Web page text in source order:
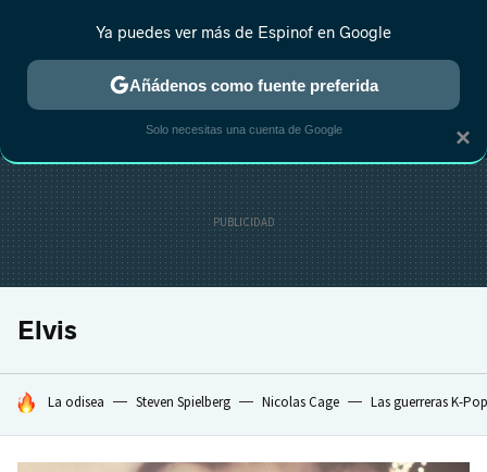
MENÚ NUEVO
ESTRENOS REALITY ANIME RANKINGS CINE
Elvis
HOY SE HABLA DE
La odisea Steven Spielberg Nicolas Cage Las guerreras K-Pop
×
Ya puedes ver más de Espinof en Google
Añádenos como fuente preferida
Solo necesitas una cuenta de Google